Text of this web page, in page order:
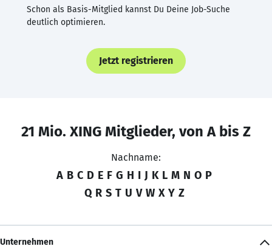
Schon als Basis-Mitglied kannst Du Deine Job-Suche
deutlich optimieren.
Jetzt registrieren
21 Mio. XING Mitglieder, von A bis Z
Nachname:
A B C D E F G H I J K L M N O P
Q R S T U V W X Y Z
Unternehmen